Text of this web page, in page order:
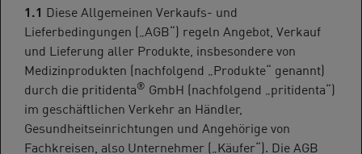
1.1 Diese Allgemeinen Verkaufs- und
Lieferbedingungen („AGB“) regeln Angebot, Verkauf
und Lieferung aller Produkte, insbesondere von
Medizinprodukten (nachfolgend „Produkte“ genannt)
durch die pritidenta® GmbH (nachfolgend „pritidenta“)
im geschäftlichen Verkehr an Händler,
Gesundheitseinrichtungen und Angehörige von
Fachkreisen, also Unternehmer („Käufer“). Die AGB